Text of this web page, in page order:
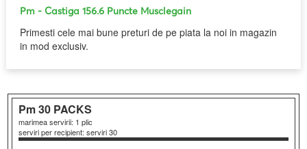
Pm- Castiga 156.6 Puncte Musclegain
Primesti cele mai bune preturi de pe piata la noi in magazin
in mod exclusiv.
Pm30 PACKS
marimea servirii: 1 plic
serviri per recipient: serviri 30